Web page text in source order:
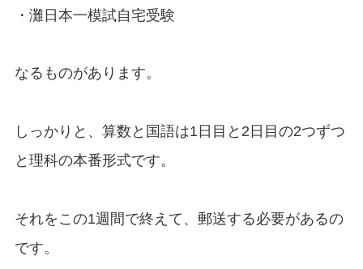
・灘日本一模試自宅受験
なるものがあります。
しっかりと、算数と国語は1日目と2日目の2つずつ
と理科の本番形式です。
それをこの1週間で終えて、郵送する必要があるの
です。